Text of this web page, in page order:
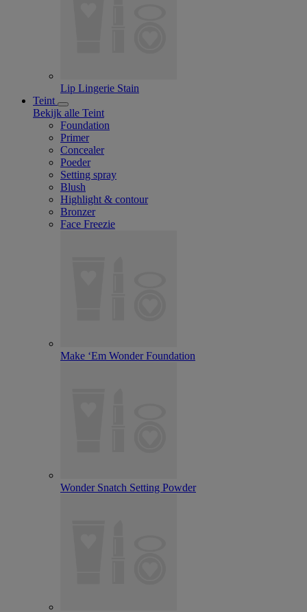
Lip Lingerie Stain
Teint
Bekijk alle Teint
Foundation
Primer
Concealer
Poeder
Setting spray
Blush
Highlight & contour
Bronzer
Face Freezie
Make ‘Em Wonder Foundation
Wonder Snatch Setting Powder